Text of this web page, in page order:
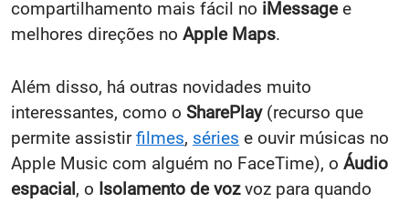
compartilhamento mais fácil no iMessagee
melhores direções no Apple Maps.
Além disso, há outras novidades muito
interessantes, como o SharePlay (recurso que
permite assistirfilmes, séries e ouvir músicas no
Apple Music com alguém no FaceTime), o Áudio
espacial, o Isolamento de vozvoz para quando